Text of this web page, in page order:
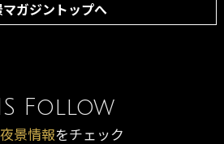
マガジントップへ
Follow
夜景情報をチェック